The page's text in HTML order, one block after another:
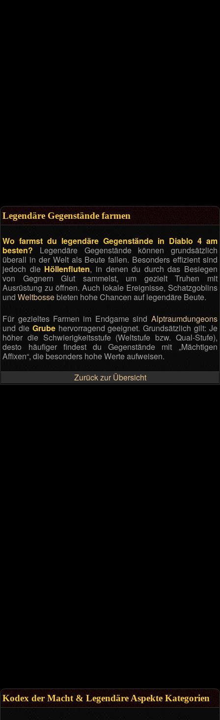
Legendäre Gegenstände farmen
Wo farmst du legendäre Gegenstände in Diablo 4 am
besten? Legendäre Gegenstände können grundsätzlich
überall in der Welt als Beute fallen. Besonders effizient sind
jedoch die Höllenfluten, in denen du durch das Besiegen
von Gegnern Glut sammelst, um gezielt Truhen mit
Ausrüstung zu öffnen. Auch lokale Ereignisse, Schatzgoblins
undWeltbosse bieten hohe Chancen auf legendäre Beute.
Für gezieltes Farmen im Endgame sind Alptraumdungeons
und die Grubehervorragend geeignet. Grundsätzlich gilt: Je
höher die Schwierigkeitsstufe (Weltstufe bzw. Qual-Stufe),
desto häufiger findest du Gegenstände mit „Mächtigen
Affixen“, die besonders hohe Werte aufweisen.
Zurück zur Übersicht
Kodex der Macht & Legendäre Aspekte Kategorien